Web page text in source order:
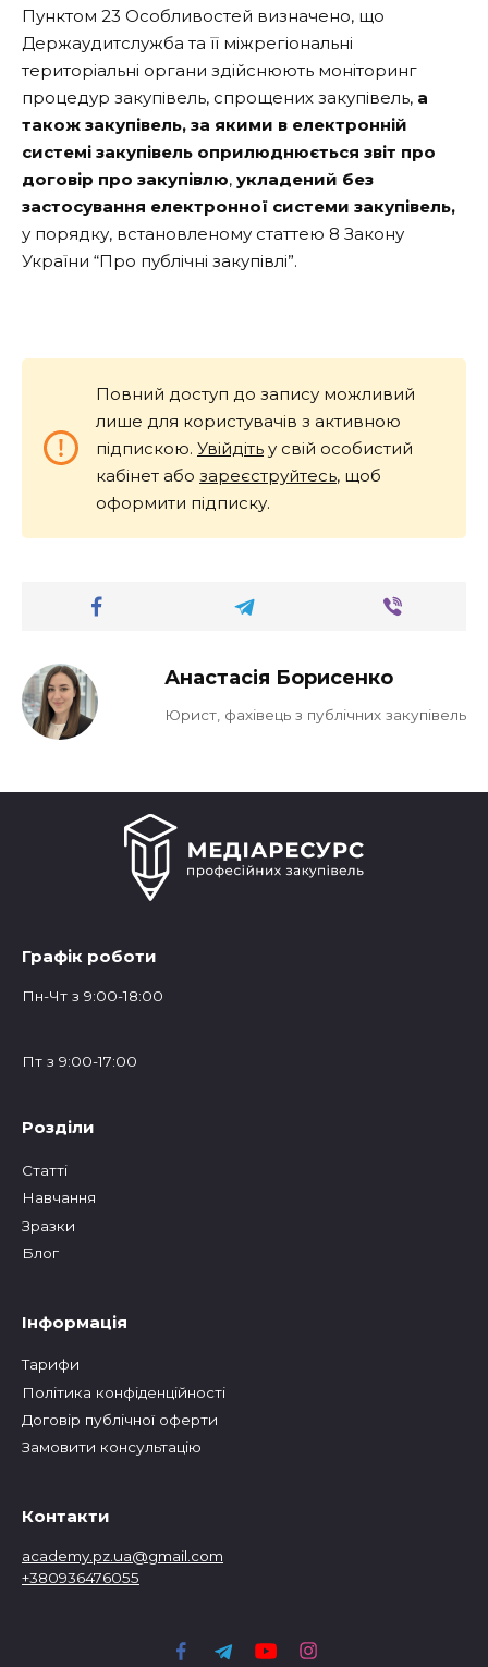
Пунктом 23 Особливостей визначено, що
Держаудитслужба та її міжрегіональні
територіальні органи здійснюють моніторинг
процедур закупівель, спрощених закупівель, а
також закупівель, за якими в електронній
системі закупівель оприлюднюється звіт про
договір про закупівлю, укладений без
застосування електронної системи закупівель,
у порядку, встановленому статтею 8 Закону
України “Про публічні закупівлі”.
Повний доступ до запису можливий
лише для користувачів з активною
підпискою. Увійдіть у свій особистий
кабінет або зареєструйтесь, щоб
оформити підписку.
Анастасія Борисенко
Юрист, фахівець з публічних закупівель
Графік роботи
Пн-Чт з 9:00-18:00
Пт з 9:00-17:00
Розділи
Статтi
Навчання
Зразки
Блог
Інформація
Тарифи
Політика конфіденційності
Договір публічної оферти
Замовити консультацію
Контакти
academy.pz.ua@gmail.com
+380936476055